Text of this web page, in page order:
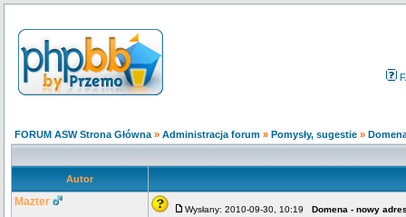
FORUM ASW Strona Główna » Administracja forum » Pomysły, sugestie »
Autor
Mazter
Wysłany: 2010-09-30, 10:19 Domena - nowy